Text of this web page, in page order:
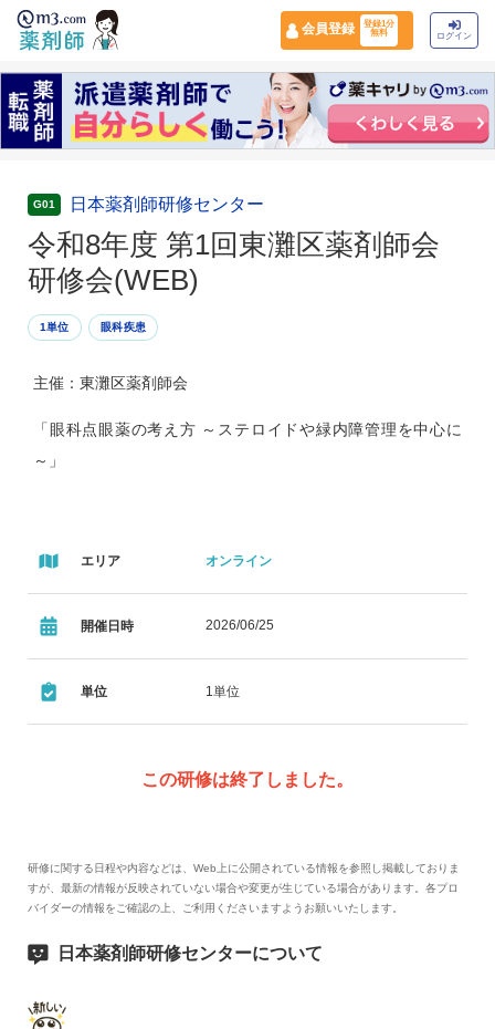
会員登録
登録1分
無料
ログイン
G01 日本薬剤師研修センター
令和8年度 第1回東灘区薬剤師会
研修会(WEB)
1単位 眼科疾患
主催：東灘区薬剤師会
「眼科点眼薬の考え方 ～ステロイドや緑内障管理を中心に
～」
エリア オンライン
開催日時 2026/06/25
単位 1単位
この研修は終了しました。
研修に関する日程や内容などは、Web上に公開されている情報を参照し掲載しておりま
すが、最新の情報が反映されていない場合や変更が生じている場合があります。各プロ
バイダーの情報をご確認の上、ご利用くださいますようお願いいたします。
日本薬剤師研修センターについて